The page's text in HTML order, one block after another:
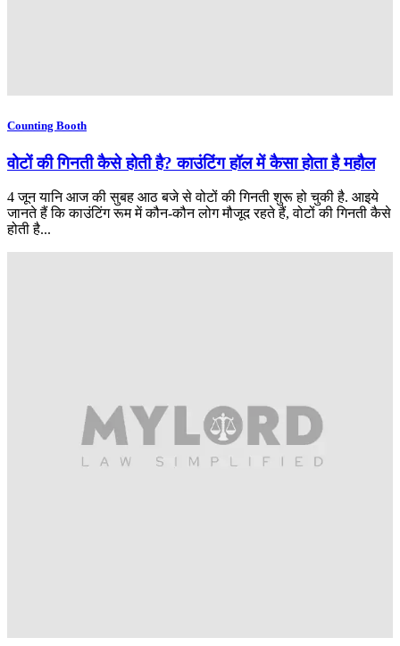
Counting Booth
वोटों की गिनती कैसे होती है? काउंटिंग हॉल में कैसा होता है महौल
4 जून यानि आज की सुबह आठ बजे से वोटों की गिनती शुरू हो चुकी है. आइये
जानते हैं कि काउंटिंग रूम में कौन-कौन लोग मौजूद रहते हैं, वोटों की गिनती कैसे
होती है...